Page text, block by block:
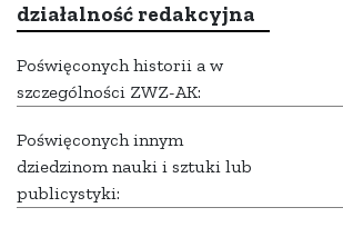
działalność redakcyjna
Poświęconych historii a w
szczególności ZWZ-AK:
Poświęconych innym
dziedzinom nauki i sztuki lub
publicystyki: